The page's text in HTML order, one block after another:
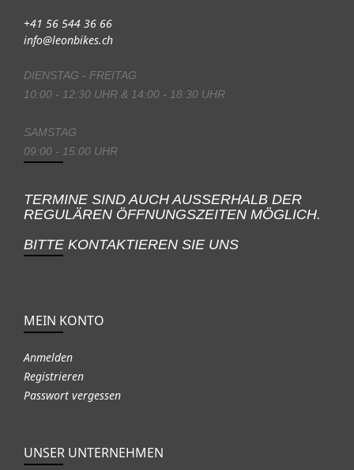
+41 56 544 36 66
info@leonbikes.ch
DIENSTAG - FREITAG
10:00 - 12:30 UHR & 14:00 - 18:30 UHR
SAMSTAG
09:00 - 15:00 UHR
TERMINE SIND AUCH AUSSERHALB DER
REGULÄREN ÖFFNUNGSZEITEN MÖGLICH.
BITTE KONTAKTIEREN SIE UNS
MEIN KONTO
Anmelden
Registrieren
Passwort vergessen
UNSER UNTERNEHMEN